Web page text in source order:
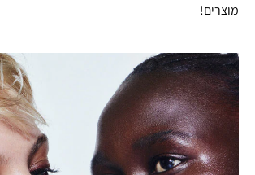
מוצרים!